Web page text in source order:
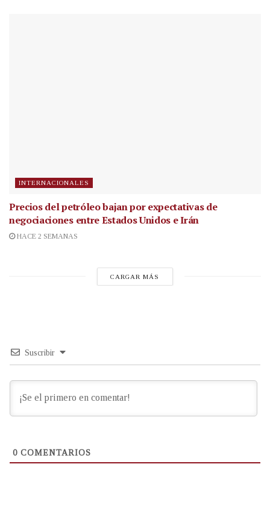
INTERNACIONALES
Precios del petróleo bajan por expectativas de
negociaciones entre Estados Unidos e Irán
HACE 2 SEMANAS
CARGAR MÁS
Suscribir
0 COMENTARIOS